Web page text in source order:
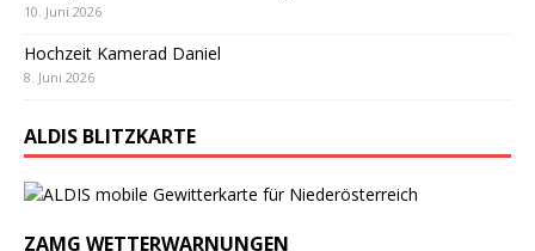
10. Juni 2026
Hochzeit Kamerad Daniel
8. Juni 2026
ALDIS BLITZKARTE
ZAMG WETTERWARNUNGEN